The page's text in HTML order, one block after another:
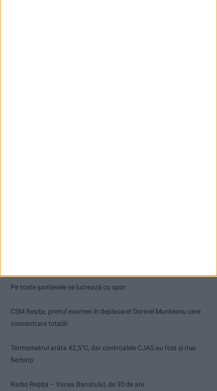
Pe toate șantierele se lucrează cu spor
CSM Reșița, primul examen în deplasare! Dorinel Munteanu cere
concentrare totală!
Termometrul arăta 42,5°C, dar controalele CJAS au fost și mai
fierbinți
Radio Reșița – Vocea Banatului, de 30 de ani